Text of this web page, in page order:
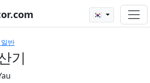
🇰🇷
반
기